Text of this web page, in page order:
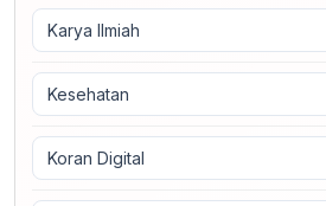
Karya Ilmiah
Kesehatan
Koran Digital